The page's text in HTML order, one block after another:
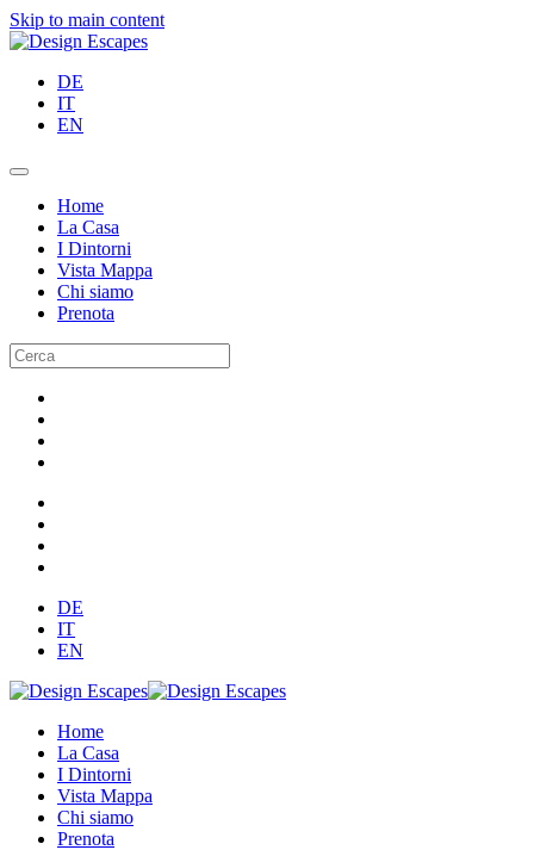
Skip to main content
DE
IT
EN
Home
La Casa
I Dintorni
Vista Mappa
Chi siamo
Prenota
DE
IT
EN
Home
La Casa
I Dintorni
Vista Mappa
Chi siamo
Prenota